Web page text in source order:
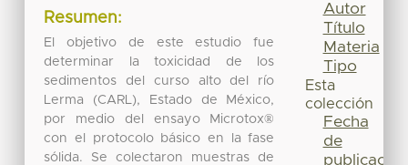
Resumen:
El objetivo de este estudio fue
determinar la toxicidad de los
sedimentos del curso alto del río
Lerma (CARL), Estado de México,
por medio del ensayo Microtox®
con el protocolo básico en la fase
sólida. Se colectaron muestras de
Autor
Título
Materia
Tipo
Esta
colección
Fecha
de
publicación